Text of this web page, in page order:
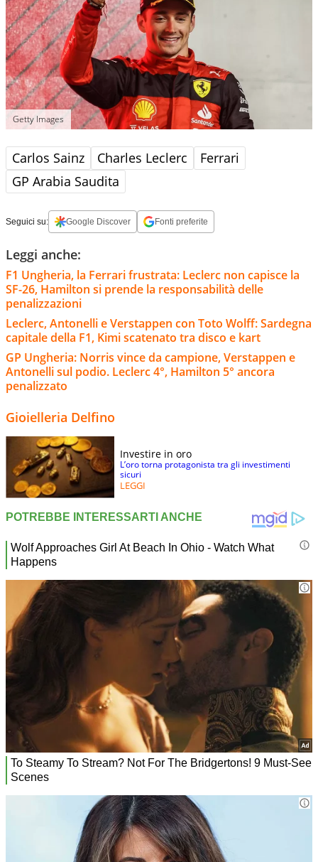
Getty Images
Carlos Sainz Charles Leclerc
Ferrari
GP Arabia Saudita
Seguici su: Google Discover Fonti preferite
Leggi anche:
F1 Ungheria, la Ferrari frustrata: Leclerc non capisce la
SF-26, Hamilton si prende la responsabilità delle
penalizzazioni
Leclerc, Antonelli e Verstappen con Toto Wolff: Sardegna
capitale della F1, Kimi scatenato tra disco e kart
GP Ungheria: Norris vince da campione, Verstappen e
Antonelli sul podio. Leclerc 4°, Hamilton 5° ancora
penalizzato
Gioielleria Delfino
Investire in oro
L’oro torna protagonista tra gli investimenti
sicuri
LEGGI